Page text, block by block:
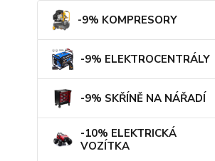
-9% KOMPRESORY
-9% ELEKTROCENTRÁLY
-9% SKŘÍNĚ NA NÁŘADÍ
-10% ELEKTRICKÁ
VOZÍTKA